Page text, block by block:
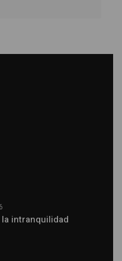
intranquilidad